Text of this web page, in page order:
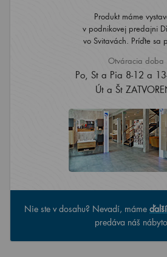
Produkt máme
v podnikovej predajni
vo Svitavách. Príďte sa
Otváracia doba
Po, St a Pia 8-12 a
Út a Št
Nie ste v dosahu? Nevadí, máme
predáva náš